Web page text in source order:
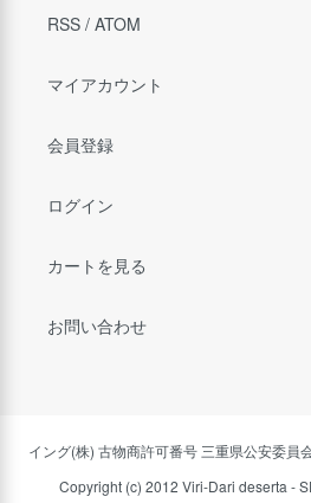
RSS / ATOM
マイアカウント
会員登録
ログイン
カートを見る
お問い合わせ
イング(株) 古物商許可番号 三重県公安委
Copyright (c) 2012 Viri-Dari deserta -